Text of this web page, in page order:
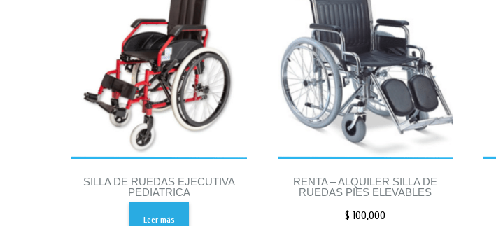
SILLA DE RUEDAS EJECUTIVA
PEDIATRICA
Leer más
RENTA – ALQUILER SILLA DE
RUEDAS PIES ELEVABLES
$ 100,000